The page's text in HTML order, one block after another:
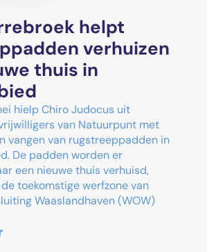
helpt
verhuizen
thuis in
hielp Chiro Judocus uit
van Natuurpunt met
vangen van rugstreeppadden in
De padden worden er
een nieuwe thuis verhuisd,
toekomstige werfzone van
Waaslandhaven (WOW)